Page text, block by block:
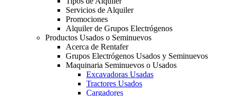
Servicios de Alquiler
Promociones
Alquiler de Grupos Electrógenos
Productos Usados o Seminuevos
Acerca de Rentafer
Grupos Electrógenos Usados y Seminuevos
Maquinaria Seminuevos o Usados
Excavadoras Usadas
Tractores Usados
Cargadores